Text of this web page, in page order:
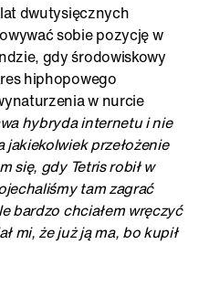
dwutysięcznych
sobie pozycję w
gdy środowiskowy
hiphopowego
w nurcie
hybryda internetu i nie
przełożenie
się, gdy Tetris robił w
tam zagrać
bardzo chciałem wręczyć
mi, że już ją ma, bo kupił